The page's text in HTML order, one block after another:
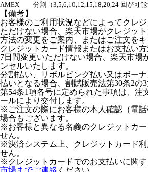
AMEX
分割（3,5,6,10,12,15,18,20,24 回が可能
【備考】
お客様のご利用状況などによってクレ
ただけない場合、楽天市場がクレジッ
方法の変更をご案内、またはご注文をキ
クレジットカード情報またはお支払い方
7日間変更いただけない場合、楽天市場
ンセルいたします。
分割払い、リボルビング払い又はボー
払いとなる場合、割賦販売法第30条2の
第54条1項各号に定められた事項は、注
ールにより交付します。
※ご注文の際にお客様の本人確認（電
場合もございます。
※お客様と異なる名義のクレジットカ
せん。
※決済システム上、クレジットカード
せん。
※クレジットカードでのお支払いに関